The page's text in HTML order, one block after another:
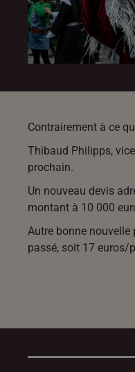
Contrairement à ce
Thibaud Philipps,
prochain.
Un nouveau devis
montant à 10 000
Autre bonne
passé, soit 17 euros/